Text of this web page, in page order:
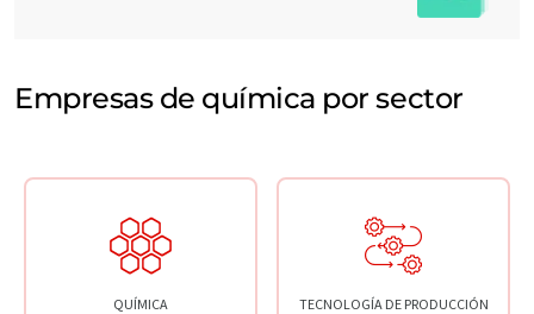
Empresas de química por sector
QUÍMICA TECNOLOGÍA DE PRODUCCIÓN